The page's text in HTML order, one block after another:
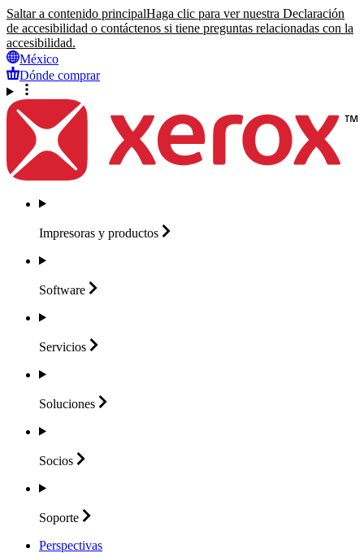
Saltar a contenido principalHaga clic para ver nuestra Declaración
de accesibilidad o contáctenos si tiene preguntas relacionadas con la
accesibilidad.
México
Dónde comprar
Impresoras y productos
Software
Servicios
Soluciones
Socios
Soporte
Perspectivas